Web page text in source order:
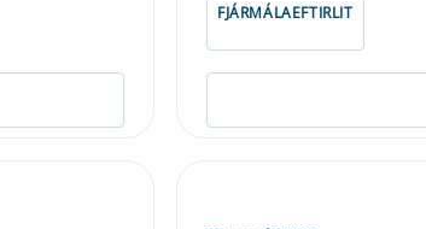
FJÁRMÁLAEFTIRLIT